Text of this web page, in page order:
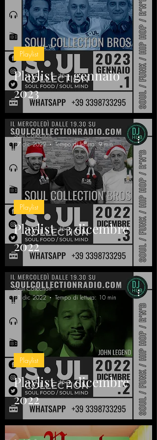
Playlist #1 gennaio
2023
Playlist
Playlist #3 dicembre
2022
Playlist
Soul Collection
17 dic 2022
Tempo di lettura: 9 min
Playlist #2 dicembre
2022
Playlist
Soul Collection
11 dic 2022
Tempo di lettura: 10 min